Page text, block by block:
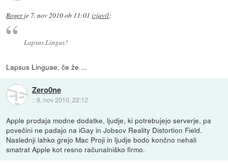
Rogerje 7. nov 2010 ob 11:01 izjavil:
Lapsus Lingus?
Lapsus Linguae, če že ...
Zero0ne
::8. nov 2010, 22:12
Apple prodaja modne dodatke, ljudje, ki potrebujejo serverje, pa
povečini ne padajo na iGay in Jobsov Reality Distortion Field.
Naslednji lahko grejo Mac Proji in ljudje bodo končno nehali
smatrat Apple kot resno računalniško firmo.